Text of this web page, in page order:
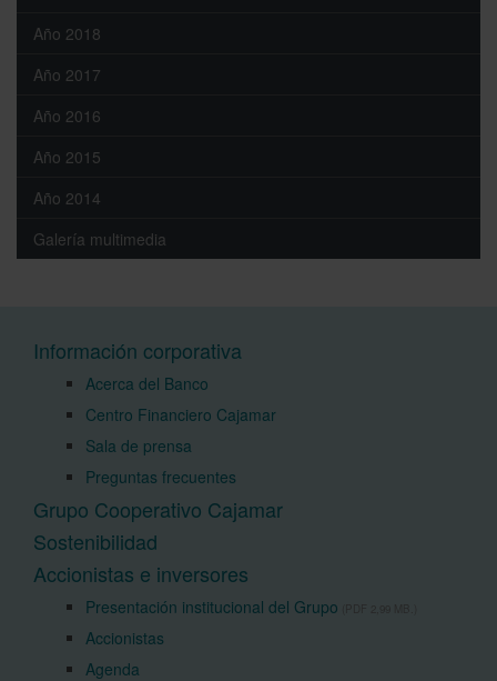
Año 2018
Año 2017
Año 2016
Año 2015
Año 2014
Galería multimedia
Información corporativa
Acerca del Banco
Centro Financiero Cajamar
Sala de prensa
Preguntas frecuentes
Grupo Cooperativo Cajamar
Sostenibilidad
Accionistas e inversores
Presentación institucional del Grupo
Accionistas
Agenda